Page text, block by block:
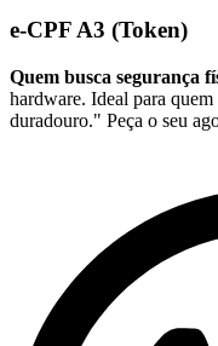
e-CPF A3 (Token)
Quem busca segurança
hardware. Ideal para
duradouro." Peça o seu